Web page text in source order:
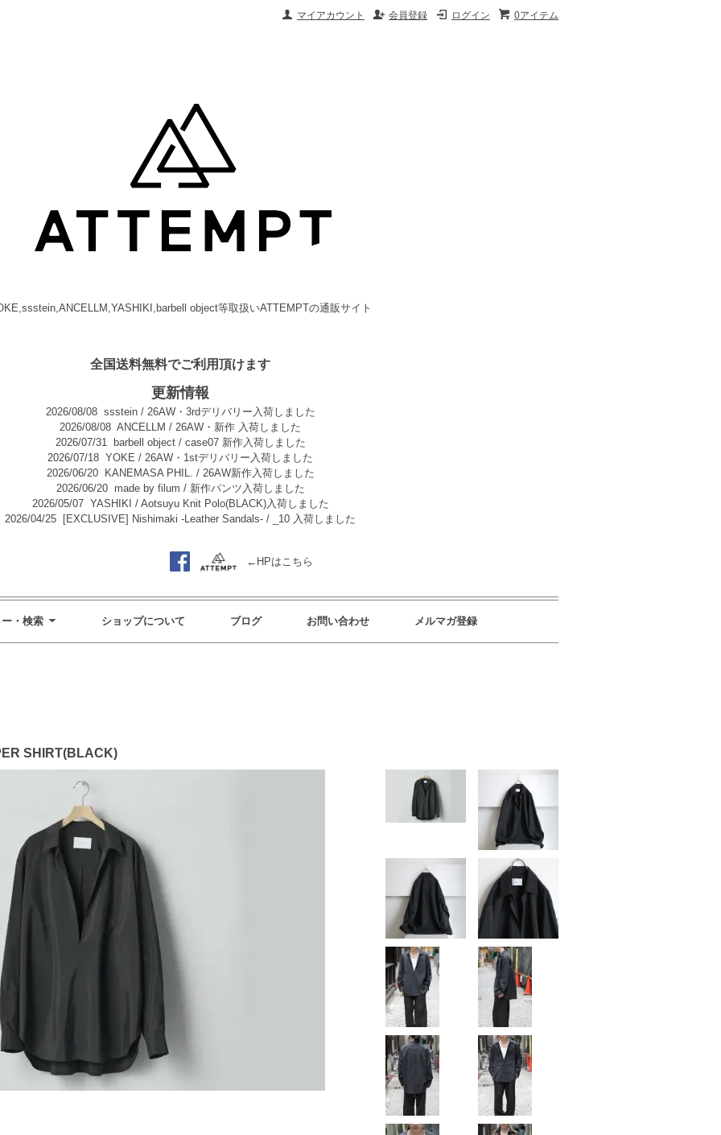
0アイテム
ログイン
会員登録
マイアカウント
object等取扱いATTEMPTの通販サイト
全国送料無料でご利用頂けます
更新情報
2026/08/08 ssstein / 26AW・3rdデリバリー入荷しました
2026/08/08 ANCELLM / 26AW・新作 入荷しました
2026/07/31
barbell object / case07 新作入荷しました
2026/07/18 YOKE / 26AW・1stデリバリー入荷しました
2026/06/20
KANEMASA PHIL. / 26AW新作入荷しました
2026/06/20 made by filum / 新作パンツ入荷しました
2026/05/07 YASHIKI / Aotsuyu Knit Polo(BLACK)入荷しました
2026/04/25
[EXCLUSIVE] Nishimaki -Leather Sandals- / _10 入荷しました
←HPはこちら
・検索 ショップについて ブログ お問い合わせ メルマガ登録
SHIRT(BLACK)